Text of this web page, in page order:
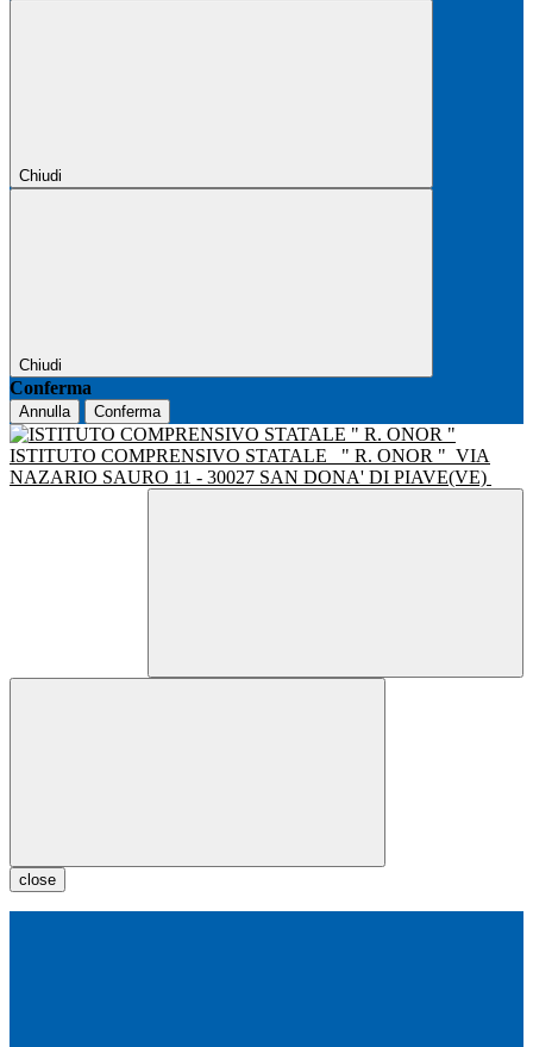
Chiudi
Chiudi
Conferma
Annulla Conferma
ISTITUTO COMPRENSIVO STATALE " R. ONOR " VIA
NAZARIO SAURO 11 - 30027 SAN DONA' DI PIAVE(VE)
close